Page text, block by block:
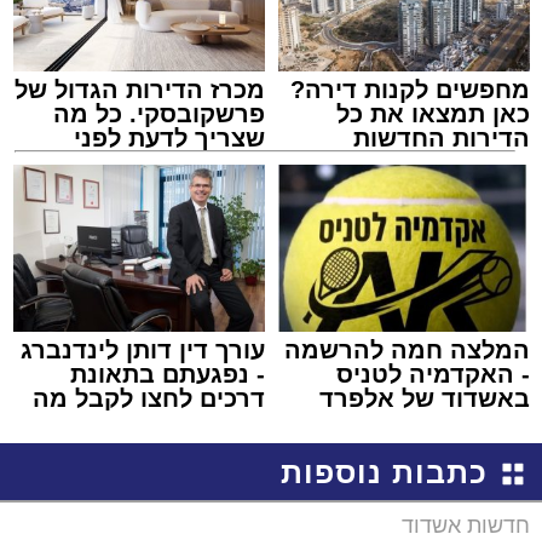
מחפשים לקנות דירה?
כאן תמצאו את כל
הדירות החדשות
למכירה באשדוד >>>
מכרז הדירות הגדול של
פרשקובסקי. כל מה
שצריך לדעת לפני
שמגישים הצעה לדירה
באשדוד
המלצה חמה להרשמה
- האקדמיה לטניס
באשדוד של אלפרד
עורך דין דותן לינדנברג
- נפגעתם בתאונת
דרכים לחצו לקבל מה
כתבות נוספות
חדשות אשדוד